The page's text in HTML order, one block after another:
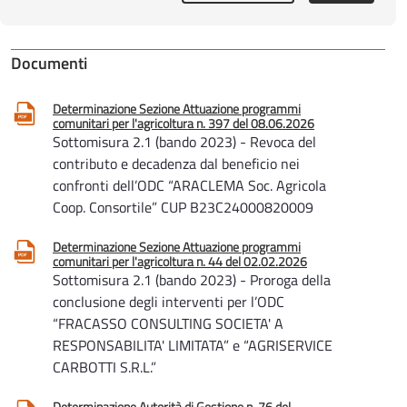
Documenti
Determinazione Sezione Attuazione programmi
comunitari per l'agricoltura n. 397 del 08.06.2026
Sottomisura 2.1 (bando 2023) - Revoca del
contributo e decadenza dal beneficio nei
confronti dell’ODC “ARACLEMA Soc. Agricola
Coop. Consortile” CUP B23C24000820009
Determinazione Sezione Attuazione programmi
comunitari per l'agricoltura n. 44 del 02.02.2026
Sottomisura 2.1 (bando 2023) - Proroga della
conclusione degli interventi per l’ODC
“FRACASSO CONSULTING SOCIETA' A
RESPONSABILITA' LIMITATA” e “AGRISERVICE
CARBOTTI S.R.L.”